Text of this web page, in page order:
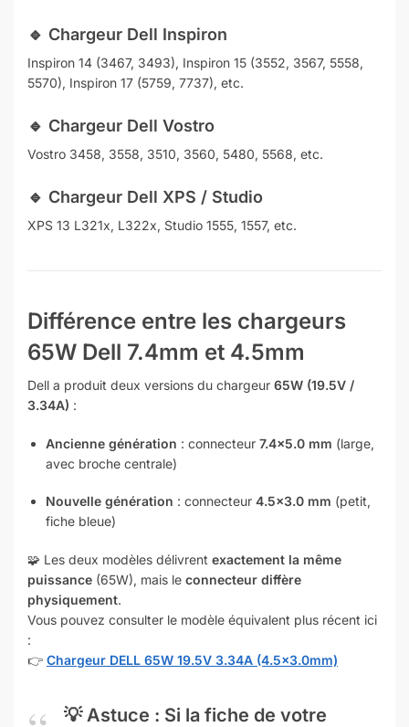
🔹 Chargeur Dell Inspiron
Inspiron 14 (3467, 3493), Inspiron 15 (3552, 3567, 5558,
5570), Inspiron 17 (5759, 7737), etc.
🔹 Chargeur Dell Vostro
Vostro 3458, 3558, 3510, 3560, 5480, 5568, etc.
🔹 Chargeur Dell XPS / Studio
XPS 13 L321x, L322x, Studio 1555, 1557, etc.
Différence entre les chargeurs
65W Dell 7.4mm et 4.5mm
Dell a produit deux versions du chargeur 65W (19.5V /
3.34A) :
Ancienne génération : connecteur 7.4×5.0 mm (large,
avec broche centrale)
Nouvelle génération : connecteur 4.5×3.0 mm (petit,
fiche bleue)
🧩 Les deux modèles délivrent exactement la même
puissance (65W), mais le connecteur diffère
physiquement.
Vous pouvez consulter le modèle équivalent plus récent ici
:
👉 Chargeur DELL 65W 19.5V 3.34A (4.5×3.0mm)
💡Astuce : Si la fiche de votre